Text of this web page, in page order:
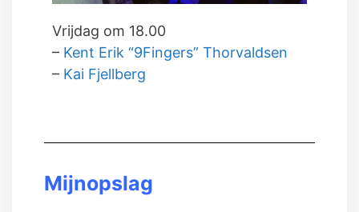
Vrijdag om 18.00
– Kent Erik “9Fingers” Thorvaldsen
– Kai Fjellberg
Mijnopslag